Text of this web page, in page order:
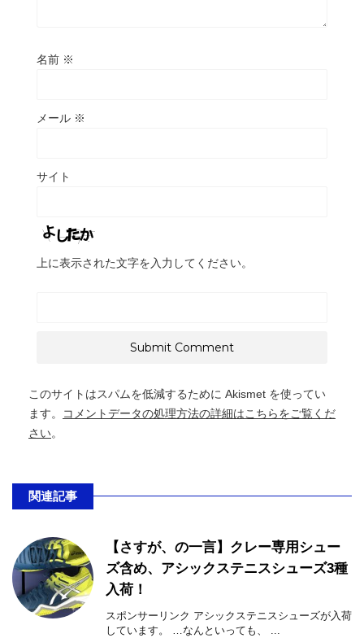
名前 ※
メール ※
サイト
上に表示された文字を入力してください。
このサイトはスパムを低減するために Akismet を使ってい
ます。
コメントデータの処理方法の詳細はこちらをご覧くだ
さい。
関連記事
【さすが、の一言】クレー専用シュー
ズ含め、アシックステニスシューズ3種
入荷！
スポンサーリンク アシックステニスシューズが入荷
しています。 …なんといっても、 ...